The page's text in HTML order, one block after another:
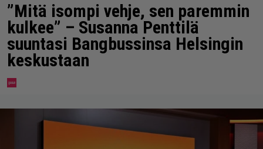
”Mitä isompi vehje, sen paremmin
kulkee” – Susanna Penttilä
suuntasi Bangbussinsa Helsingin
keskustaan